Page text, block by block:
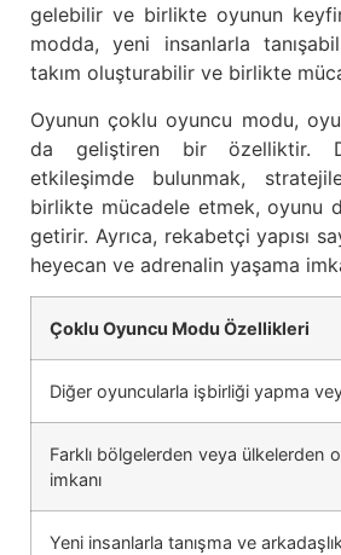
gelebilir ve birlikte oyunun
modda, yeni insanlarla
takım oluşturabilir ve birlikte
Oyunun çoklu oyuncu modu,
da geliştiren bir özelliktir.
etkileşimde bulunmak,
birlikte mücadele etmek, oyunu
getirir. Ayrıca, rekabetçi yapısı
heyecan ve adrenalin yaşama
Çoklu Oyuncu Modu Özellikleri
Diğer oyuncularla işbirliği yapma
Farklı bölgelerden veya ülkelerden
imkanı
Yeni insanlarla tanışma ve